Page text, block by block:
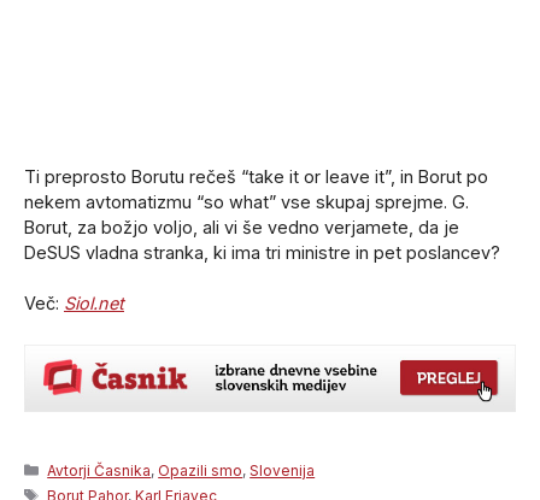
Ti preprosto Borutu rečeš “take it or leave it”, in Borut po
nekem avtomatizmu “so what” vse skupaj sprejme. G.
Borut, za božjo voljo, ali vi še vedno verjamete, da je
DeSUS vladna stranka, ki ima tri ministre in pet poslancev?
Več: Siol.net
Categories
Avtorji Časnika, Opazili smo,Slovenija
Tags
Borut Pahor,Karl Erjavec